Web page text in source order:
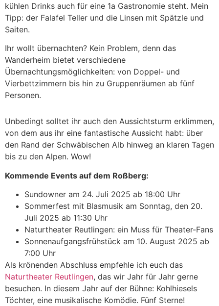
kühlen Drinks auch für eine 1a Gastronomie steht. Mein
Tipp: der Falafel Teller und die Linsen mit Spätzle und
Saiten.
Ihr wollt übernachten? Kein Problem, denn das
Wanderheim bietet verschiedene
Übernachtungsmöglichkeiten: von Doppel- und
Vierbettzimmern bis hin zu Gruppenräumen ab fünf
Personen.
Unbedingt solltet ihr auch den Aussichtsturm erklimmen,
von dem aus ihr eine fantastische Aussicht habt: über
den Rand der Schwäbischen Alb hinweg an klaren Tagen
bis zu den Alpen. Wow!
Kommende Events auf dem Roßberg:
Sundowner am 24. Juli 2025 ab 18:00 Uhr
Sommerfest mit Blasmusik am Sonntag, den 20.
Juli 2025 ab 11:30 Uhr
Naturtheater Reutlingen: ein Muss für Theater-Fans
Sonnenaufgangsfrühstück am 10. August 2025 ab
7:00 Uhr
Als krönenden Abschluss empfehle ich euch das
Naturtheater Reutlingen, das wir Jahr für Jahr gerne
besuchen. In diesem Jahr auf der Bühne: Kohlhiesels
Töchter, eine musikalische Komödie. Fünf Sterne!